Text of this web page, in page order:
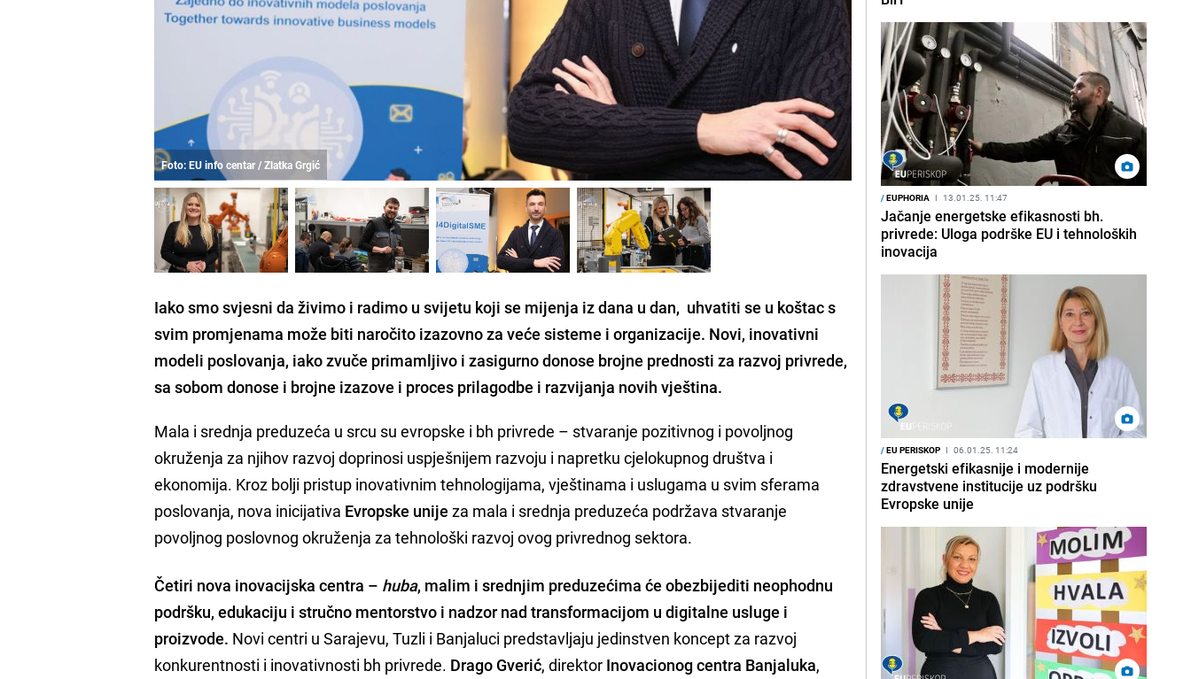
Foto: EU info centar / Zlatka Grgić
Iako smo svjesni da živimo i radimo u svijetu koji se mijenja iz dana u dan, uhvatiti se u koštac s
svim promjenama može biti naročito izazovno za veće sisteme i organizacije. Novi, inovativni
modeli poslovanja, iako zvuče primamljivo i zasigurno donose brojne prednosti za razvoj privrede,
sa sobom donose i brojne izazove i proces prilagodbe i razvijanja novih vještina.
Mala i srednja preduzeća u srcu su evropske i bh privrede – stvaranje pozitivnog i povoljnog
okruženja za njihov razvoj doprinosi uspješnijem razvoju i napretku cjelokupnog društva i
ekonomija. Kroz bolji pristup inovativnim tehnologijama, vještinama i uslugama u svim sferama
poslovanja, nova inicijativa Evropske unije za mala i srednja preduzeća podržava stvaranje
povoljnog poslovnog okruženja za tehnološki razvoj ovog privrednog sektora.
Četiri nova inovacijska centra – huba, malim i srednjim preduzećima će obezbijediti neophodnu
podršku, edukaciju i stručno mentorstvo i nadzor nad transformacijom u digitalne usluge i
proizvode. Novi centri u Sarajevu, Tuzli i Banjaluci predstavljaju jedinstven koncept za razvoj
konkurentnosti i inovativnosti bh privrede. Drago Gverić, direktor Inovacionog centra Banjaluka,
/EUPHORIA I 13.01.25. 11:47
Jačanje energetske efikasnosti bh.
privrede: Uloga podrške EU i tehnoloških
inovacija
/EU PERISKOP I 06.01.25. 11:24
Energetski efikasnije i modernije
zdravstvene institucije uz podršku
Evropske unije